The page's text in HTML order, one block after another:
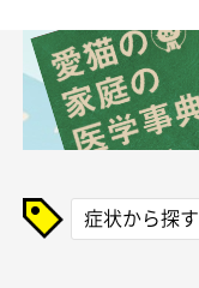
症状から探す